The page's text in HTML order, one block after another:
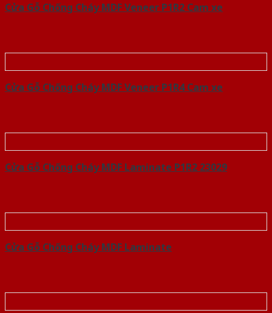
Cửa Gỗ Chống Cháy MDF Veneer P1R2 Cam xe
Cửa Gỗ Chống Cháy MDF Veneer P1R4 Cam xe
Cửa Gỗ Chống Cháy MDF Laminate P1R2 23029
Cửa Gỗ Chống Cháy MDF Laminate